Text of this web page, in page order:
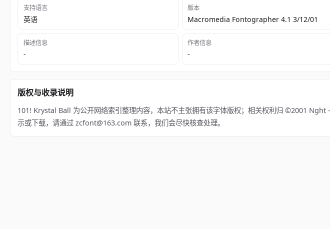
支持语言
英语
版本
Macromedia Fontographer 4.1 3/12/01
描述信息
-
作者信息
-
版权与收录说明
101! Krystal Ball 为公开网络索引整理内容，本站不主张拥有该字体版权；相关权利归 ©2001
示或下载，请通过 zcfont@163.com 联系，我们会尽快核查处理。